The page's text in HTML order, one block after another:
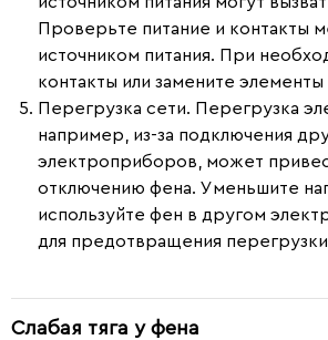
Проверьте питание и контакты
источником питания. При
контакты или замените элементы
Перегрузка сети. Перегрузка
например, из-за подключения
электроприборов, может
отключению фена. Уменьшите
используйте фен в другом
для предотвращения
Слабая тяга у фена